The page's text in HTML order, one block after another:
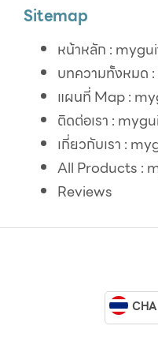
Sitemap
หน้าหลัก :
บทความทั้งหมด
แผนที่ Map :
ติดต่อเรา :
เกี่ยวกับเรา :
All Products :
Reviews